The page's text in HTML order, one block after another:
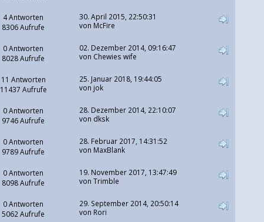
4 Antworten
8306 Aufrufe
30. April 2015, 22:50:31
von McFire
0 Antworten
8028 Aufrufe
02. Dezember 2014, 09:16:47
von Chewies wife
11 Antworten
11437 Aufrufe
25. Januar 2018, 19:44:05
von jok
0 Antworten
9746 Aufrufe
28. Dezember 2014, 22:10:07
von dksk
0 Antworten
9789 Aufrufe
28. Februar 2017, 14:31:52
von MaxBlank
0 Antworten
8098 Aufrufe
19. November 2017, 13:47:49
von Trimble
0 Antworten
5062 Aufrufe
29. September 2014, 20:50:14
von Rori